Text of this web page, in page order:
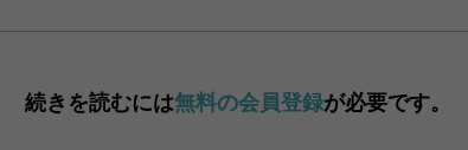
続きを読むには無料の会員登録が必要です。